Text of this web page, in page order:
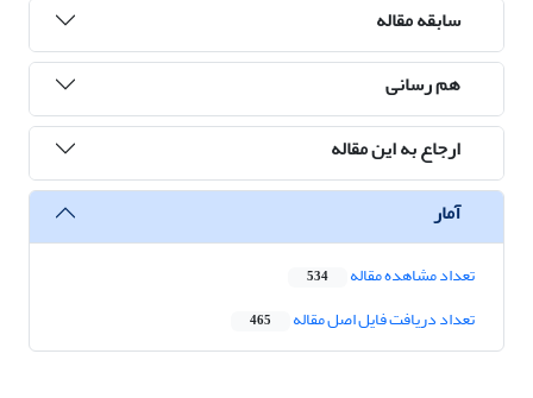
سابقه مقاله
هم رسانی
ارجاع به این مقاله
آمار
تعداد مشاهده مقاله 534
تعداد دریافت فایل اصل مقاله 465